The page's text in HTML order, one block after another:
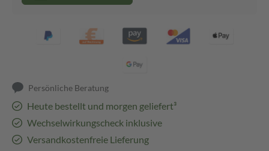
Persönliche Beratung
Heute bestellt und morgen geliefert³
Wechselwirkungscheck inklusive
Versandkostenfreie Lieferung